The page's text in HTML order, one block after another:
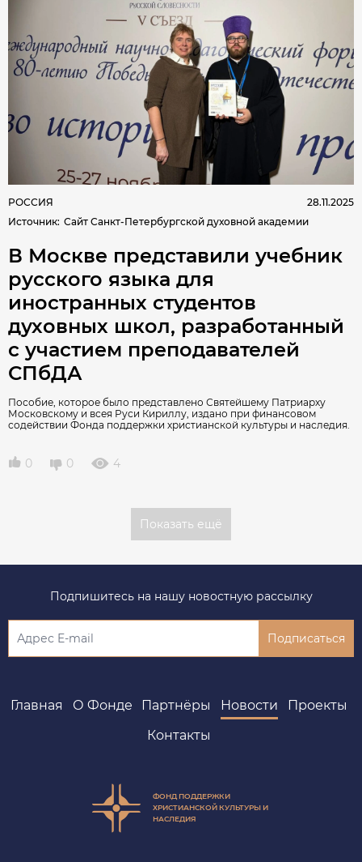
РОССИЯ
28.11.2025
Источник: Сайт Санкт-Петербургской духовной академии
В Москве представили учебник
русского языка для
иностранных студентов
духовных школ, разработанный
с участием преподавателей
СПбДА
Пособие, которое было представлено Святейшему Патриарху
Московскому и всея Руси Кириллу, издано при финансовом
содействии Фонда поддержки христианской культуры и наследия.
0 0 4
Показать ещё
Подпишитесь на нашу новостную рассылку
Подписаться
Главная О Фонде Партнёры Новости
Проекты
Контакты
ФОНД ПОДДЕРЖКИ
ХРИСТИАНСКОЙ КУЛЬТУРЫ И
НАСЛЕДИЯ